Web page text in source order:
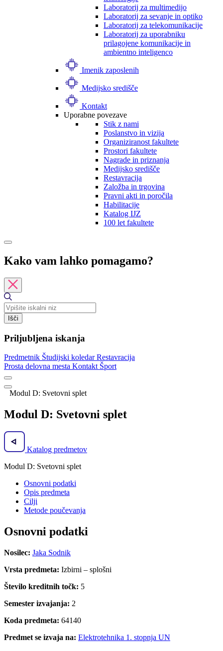
Laboratorij za multimedijo
Laboratorij za sevanje in optiko
Laboratorij za telekomunikacije
Laboratorij za uporabniku
prilagojene komunikacije in
ambientno inteligenco
Imenik zaposlenih
Medijsko središče
Kontakt
Uporabne povezave
Stik z nami
Poslanstvo in vizija
Organiziranost fakultete
Prostori fakultete
Nagrade in priznanja
Medijsko središče
Restavracija
Založba in trgovina
Pravni akti in poročila
Habilitacije
Katalog IJZ
100 let fakultete
Kako vam lahko pomagamo?
Išči
Priljubljena iskanja
Predmetnik Študijski koledarRestavracija
Prosta delovna mesta Kontakt Šport
Modul D: Svetovni splet
Modul D: Svetovni splet
Katalog predmetov
Modul D: Svetovni splet
Osnovni podatki
Opis predmeta
Cilji
Metode poučevanja
Osnovni podatki
Nosilec: Jaka Sodnik
Vrsta predmeta: Izbirni – splošni
Število kreditnih točk: 5
Semester izvajanja: 2
Koda predmeta: 64140
Predmet se izvaja na: Elektrotehnika 1. stopnja UN